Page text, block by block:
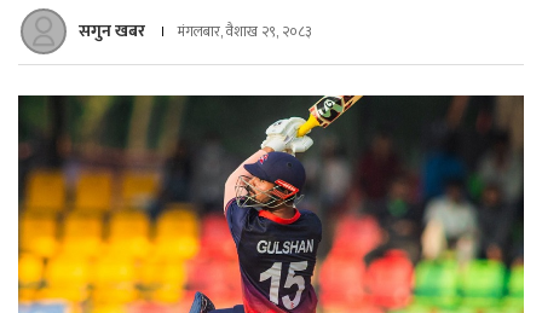
सगुन खबर मंगलबार, वैशाख २९, २०८३